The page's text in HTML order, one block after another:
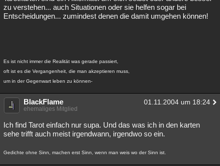
zu verstehen... auch Situationen oder sie helfen sogar bei
Entscheidungen... zumindest denen die damit umgehen können!
Es ist nicht immer die Realität was gerade passiert,
oft ist es die Vergangenheit, die man akzeptieren muss,
um in der Gegenwart leben zu können-
BlackFlame 01.11.2004 um 18:24
ehemaliges Mitglied
Ich find Tarot einfach nur supa. Und das was ich in den karten
sehe trifft auch meist irgendwann, irgendwo so ein.
Gedichte ohne Sinn, machen erst Sinn, wenn man weis wo der Sinn ist.